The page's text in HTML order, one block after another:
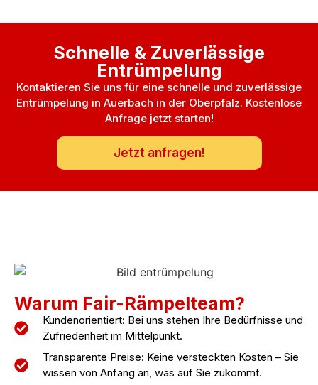
Schnelle & Zuverlässige
Entrümpelung
Kontaktieren Sie uns für eine schnelle und zuverlässige
Entrümpelung in Auerbach in der Oberpfalz. Kostenlose
Anfrage jetzt starten!
Jetzt anfragen!
Warum Fair-Rämpelteam?
Kundenorientiert: Bei uns stehen Ihre Bedürfnisse und
Zufriedenheit im Mittelpunkt.
Transparente Preise: Keine versteckten Kosten – Sie
wissen von Anfang an, was auf Sie zukommt.